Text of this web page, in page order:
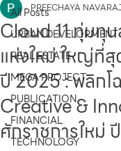
All Posts
URBAN DEVELOPMENT
REAL ESTATE
MEGA PROJECT
PUBLICATION
FINANCIAL
TECHNOLOGY
Cloud 11 ทุ่มทุ
แห่งใหม่ ใหญ่ที่สุ
ปี 2025 : พลิกโ
Creative &
ศักราชการใหม่
PREECHAYA NAVARAJ